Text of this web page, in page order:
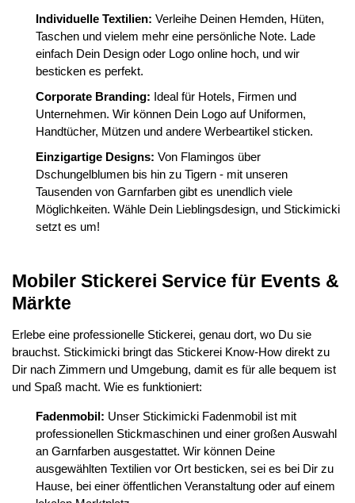
Individuelle Textilien: Verleihe Deinen Hemden, Hüten,
Taschen und vielem mehr eine persönliche Note. Lade
einfach Dein Design oder Logo online hoch, und wir
besticken es perfekt.
Corporate Branding: Ideal für Hotels, Firmen und
Unternehmen. Wir können Dein Logo auf Uniformen,
Handtücher, Mützen und andere Werbeartikel sticken.
Einzigartige Designs: Von Flamingos über
Dschungelblumen bis hin zu Tigern - mit unseren
Tausenden von Garnfarben gibt es unendlich viele
Möglichkeiten. Wähle Dein Lieblingsdesign, und Stickimicki
setzt es um!
Mobiler Stickerei Service für Events &
Märkte
Erlebe eine professionelle Stickerei, genau dort, wo Du sie
brauchst. Stickimicki bringt das Stickerei Know-How direkt zu
Dir nach Zimmern und Umgebung, damit es für alle bequem ist
und Spaß macht. Wie es funktioniert:
Fadenmobil: Unser Stickimicki Fadenmobil ist mit
professionellen Stickmaschinen und einer großen Auswahl
an Garnfarben ausgestattet. Wir können Deine
ausgewählten Textilien vor Ort besticken, sei es bei Dir zu
Hause, bei einer öffentlichen Veranstaltung oder auf einem